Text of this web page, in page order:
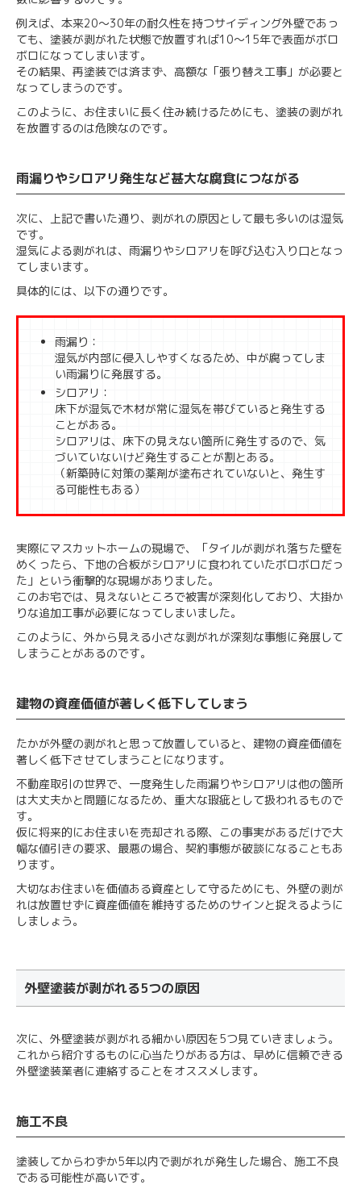
例えば、本来20～30年の耐久性を持つサイディング外壁であっ
ても、塗装が剥がれた状態で放置すれば10～15年で表面がボロ
ボロになってしまいます。
その結果、再塗装では済まず、高額な「張り替え工事」が必要と
なってしまうのです。
このように、お住まいに長く住み続けるためにも、塗装の剥がれ
を放置するのは危険なのです。
雨漏りやシロアリ発生など甚大な腐食につながる
次に、上記で書いた通り、剥がれの原因として最も多いのは湿気
です。
湿気による剥がれは、雨漏りやシロアリを呼び込む入り口となっ
てしまいます。
具体的には、以下の通りです。
雨漏り：
湿気が内部に侵入しやすくなるため、中が腐ってしま
い雨漏りに発展する。
シロアリ：
床下が湿気で木材が常に湿気を帯びていると発生する
ことがある。
シロアリは、床下の見えない箇所に発生するので、気
づいていないけど発生することが割とある。
（新築時に対策の薬剤が塗布されていないと、発生す
る可能性もある）
実際にマスカットホームの現場で、「タイルが剥がれ落ちた壁を
めくったら、下地の合板がシロアリに食われていたボロボロだっ
た」という衝撃的な現場がありました。
このお宅では、見えないところで被害が深刻化しており、大掛か
りな追加工事が必要になってしまいました。
このように、外から見える小さな剥がれが深刻な事態に発展して
しまうことがあるのです。
建物の資産価値が著しく低下してしまう
たかが外壁の剥がれと思って放置していると、建物の資産価値を
著しく低下させてしまうことになります。
不動産取引の世界で、一度発生した雨漏りやシロアリは他の箇所
は大丈夫かと問題になるため、重大な瑕疵として扱われるもので
す。
仮に将来的にお住まいを売却される際、この事実があるだけで大
幅な値引きの要求、最悪の場合、契約事態が破談になることもあ
ります。
大切なお住まいを価値ある資産として守るためにも、外壁の剥が
れは放置せずに資産価値を維持するためのサインと捉えるように
しましょう。
外壁塗装が剥がれる5つの原因
次に、外壁塗装が剥がれる細かい原因を5つ見ていきましょう。
これから紹介するものに心当たりがある方は、早めに信頼できる
外壁塗装業者に連絡することをオススメします。
施工不良
塗装してからわずか5年以内で剥がれが発生した場合、施工不良
である可能性が高いです。